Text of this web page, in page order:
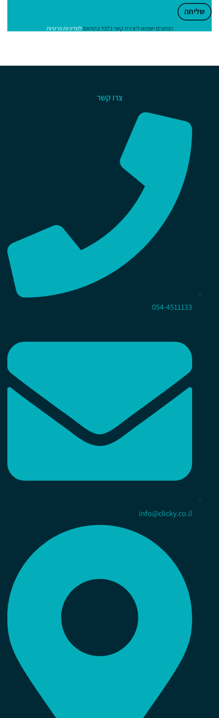
שליחה
הנתונים ישמשו ליצירת קשר בלבד בהתאםלמדיניות פרטיות
צרו קשר
054-4511133
info@clicky.co.il